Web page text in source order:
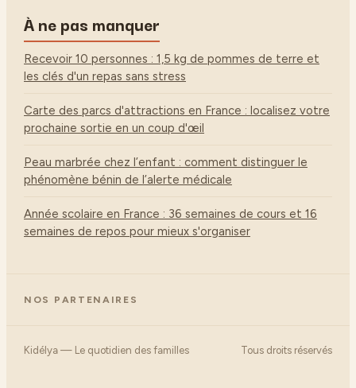
À ne pas manquer
Recevoir 10 personnes : 1,5 kg de pommes de terre et
les clés d'un repas sans stress
Carte des parcs d'attractions en France : localisez votre
prochaine sortie en un coup d'œil
Peau marbrée chez l’enfant : comment distinguer le
phénomène bénin de l’alerte médicale
Année scolaire en France : 36 semaines de cours et 16
semaines de repos pour mieux s'organiser
NOS PARTENAIRES
Kidélya — Le quotidien des familles Tous droits réservés